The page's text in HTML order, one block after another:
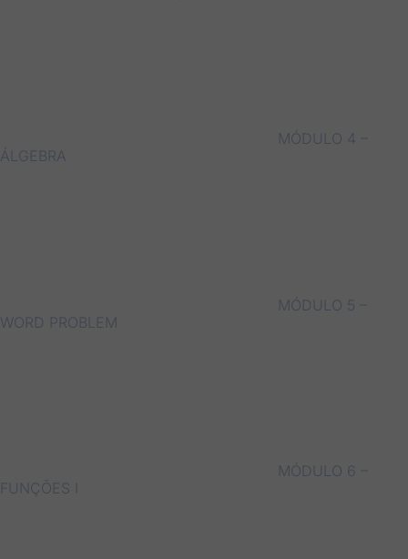
MÓDULO 4 –
ÁLGEBRA
MÓDULO 5 –
WORD PROBLEM
MÓDULO 6 –
FUNÇÕES I